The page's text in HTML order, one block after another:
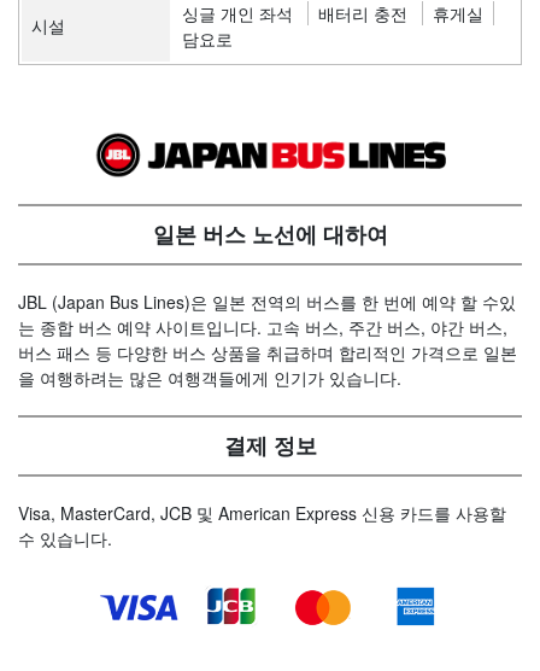
시설 싱글 개인 좌석 배터리 충전
휴게실
담요로
일본 버스 노선에 대하여
JBL (Japan Bus Lines)은 일본 전역의 버스를 한 번에 예약 할 수있
는 종합 버스 예약 사이트입니다. 고속 버스, 주간 버스, 야간 버스,
버스 패스 등 다양한 버스 상품을 취급하며 합리적인 가격으로 일본
을 여행하려는 많은 여행객들에게 인기가 있습니다.
결제 정보
Visa, MasterCard, JCB 및 American Express 신용 카드를 사용할
수 있습니다.